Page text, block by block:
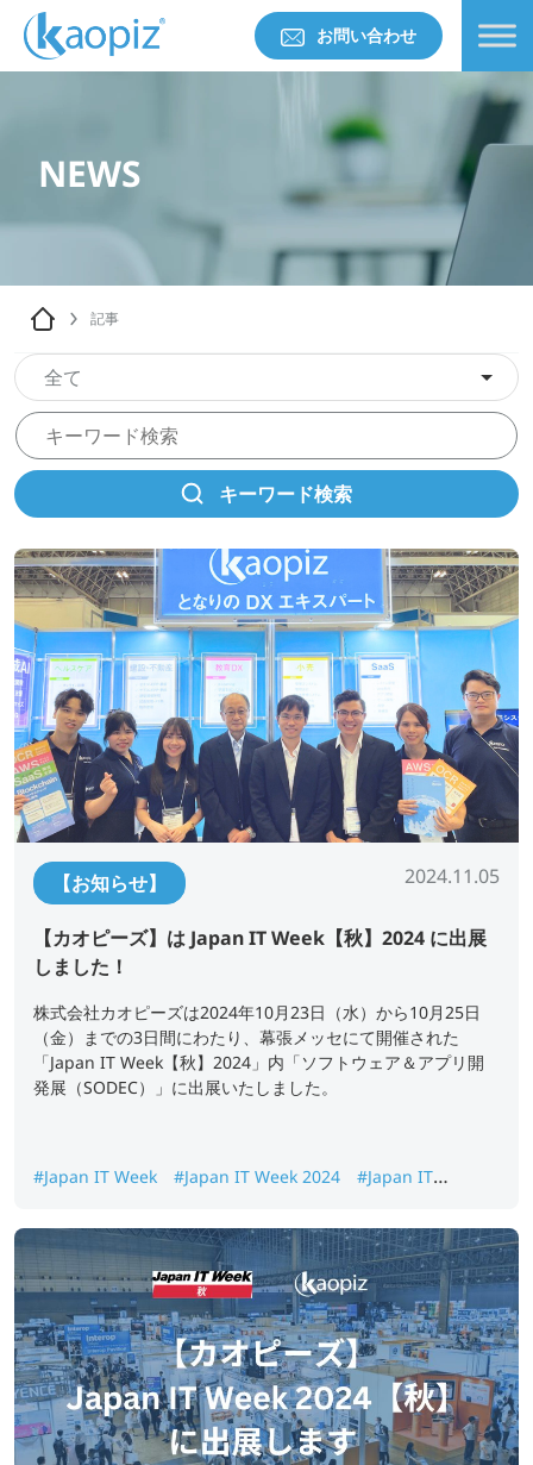
お問い合わせ
NEWS
記事
全て
キーワード検索
【お知らせ】 2024.11.05
【カオピーズ】は Japan IT Week【秋】2024 に出展
しました！
株式会社カオピーズは2024年10月23日（水）から10月25日
（金）までの3日間にわたり、幕張メッセにて開催された
「Japan IT Week【秋】2024」内「ソフトウェア＆アプリ開
発展（SODEC）」に出展いたしました。
#Japan IT Week #Japan IT Week 2024
#Japan IT